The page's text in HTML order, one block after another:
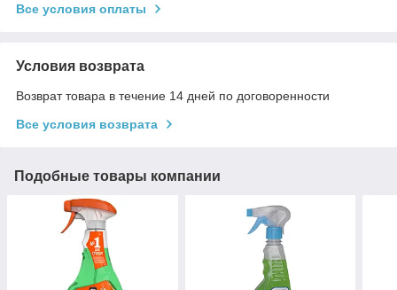
Все условия оплаты
Условия возврата
Возврат товара в течение 14 дней по договоренности
Все условия возврата
Подобные товары компании